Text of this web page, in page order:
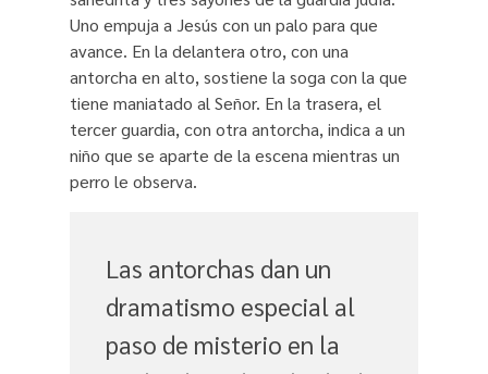
Uno empuja a Jesús con un palo para que
avance. En la delantera otro, con una
antorcha en alto, sostiene la soga con la que
tiene maniatado al Señor. En la trasera, el
tercer guardia, con otra antorcha, indica a un
niño que se aparte de la escena mientras un
perro le observa.
Las antorchas dan un
dramatismo especial al
paso de misterio en la